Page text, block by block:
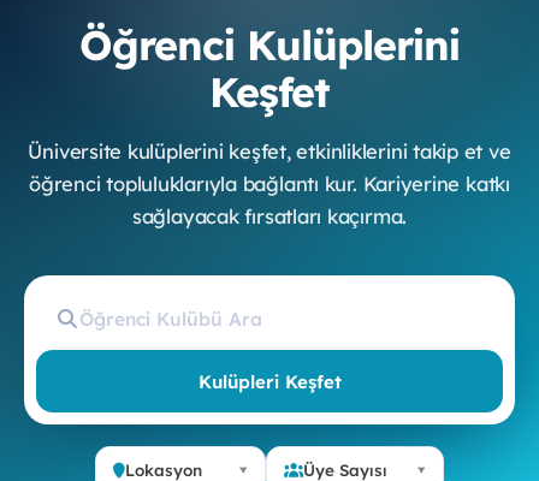
Öğrenci Kulüplerini
Keşfet
Üniversite kulüplerini keşfet, etkinliklerini takip et ve
öğrenci topluluklarıyla bağlantı kur. Kariyerine katkı
sağlayacak fırsatları kaçırma.
Kulüpleri Keşfet
Lokasyon Üye Sayısı